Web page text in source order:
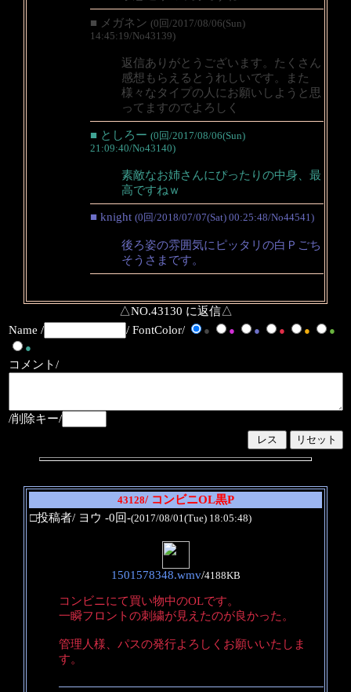
■ メガネン (0回/2017/08/06(Sun)
14:45:19/No43139)
返信ありがとうございます。たくさん
感想もらえるとうれしいです。また
様々なタイプの人にお願いしようと思
ってますのでよろしく
■ としろー (0回/2017/08/06(Sun)
21:09:40/No43140)
素敵なお姉さんにぴったりの中身、最
高ですねｗ
■ knight (0回/2018/07/07(Sat) 00:25:48/No44541)
後ろ姿の雰囲気にピッタリの白Ｐごち
そうさまです。
△NO.43130 に返信△
Name /
/ FontColor/ ● ● ● ● ●
●
●
コメント/
/削除キー/
43128/ コンビニOL黒P
□投稿者/ ヨウ -0回-(2017/08/01(Tue) 18:05:48)
1501578348.wmv/4188KB
コンビニにて買い物中のOLです。
一瞬フロントの刺繍が見えたのが良かった。
管理人様、パスの発行よろしくお願いいたしま
す。